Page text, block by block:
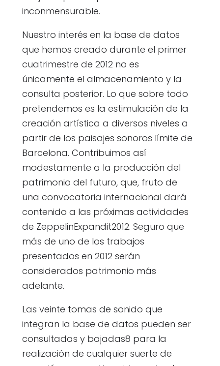
inconmensurable.
Nuestro interés en la base de datos
que hemos creado durante el primer
cuatrimestre de 2012 no es
únicamente el almacenamiento y la
consulta posterior. Lo que sobre todo
pretendemos es la estimulación de la
creación artística a diversos niveles a
partir de los paisajes sonoros límite de
Barcelona. Contribuimos así
modestamente a la producción del
patrimonio del futuro, que, fruto de
una convocatoria internacional dará
contenido a las próximas actividades
de ZeppelinExpandit2012. Seguro que
más de uno de los trabajos
presentados en 2012 serán
considerados patrimonio más
adelante.
Las veinte tomas de sonido que
integran la base de datos pueden ser
consultadas y bajadas8 para la
realización de cualquier suerte de